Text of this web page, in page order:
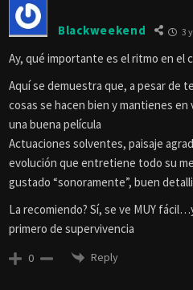
Blackweekend 3
Ay, qué importante es el ritmo en el
Aquí se demuestra que, a pesar de
cosas se hacen bien y mantienes
una buena película
Actuaciones solventes, paisaje
evolución que entretiene todo su
gustado “sonoramente”, buen
La recomiendo? Sí, se ve MUY
primero de supervivencia
0 Reply